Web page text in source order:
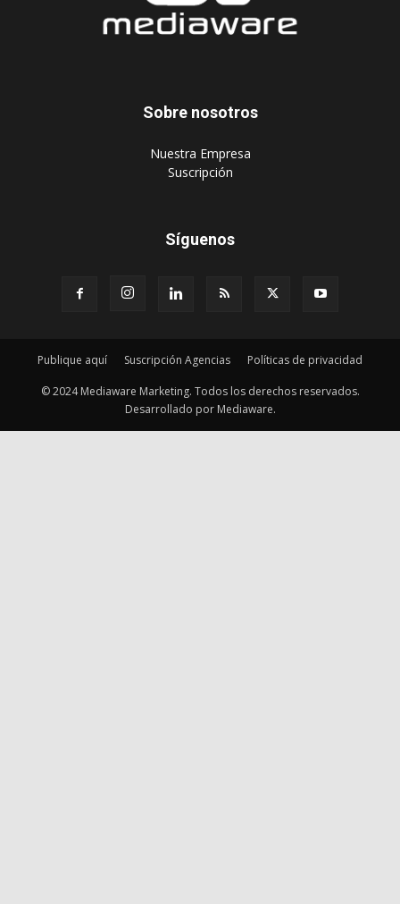
Sobre nosotros
‎Nuestra Empresa
‎Suscripción
Síguenos
Publique aquí Suscripción Agencias Políticas de privacidad
© 2024 Mediaware Marketing. Todos los derechos reservados.
Desarrollado por Mediaware.